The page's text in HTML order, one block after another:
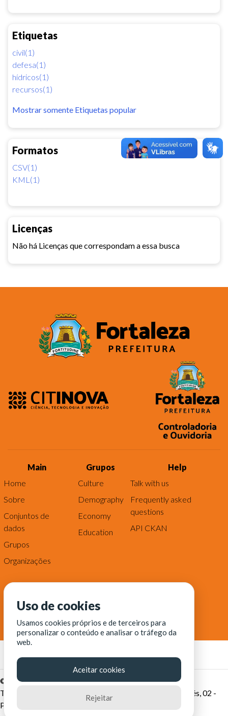
Etiquetas
civil(1)
defesa(1)
hídricos(1)
recursos(1)
Mostrar somente Etiquetas popular
Formatos
CSV(1)
KML(1)
Licenças
Não há Licenças que correspondam a essa busca
Main
Home
Sobre
Conjuntos de
dados
Grupos
Organizações
Grupos
Culture
Demography
Economy
Education
Help
Talk with us
Frequently asked
questions
API CKAN
© Fortaleza Digital || CITINOVA - Fundação de Ciência,
Tecnologia e Inovação de Fortaleza - Rua dos Tremembés, 02 -
Praia de Iracema - Fortaleza-CE
Uso de cookies
Usamos cookies próprios e de terceiros para
personalizar o conteúdo e analisar o tráfego da
web.
Aceitar cookies
Rejeitar